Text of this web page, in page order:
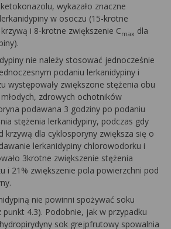
wykazało znaczne
w osoczu (15-krotne
i 8-krotne zwiększenie Cmax dla
nie należy stosować jednocześnie
podaniu lerkanidypiny i
występowały zwiększone stężenia obu
zdrowych ochotników
podawana 3 godziny po podaniu
stężenia lerkanidypiny, podczas gdy
krzywą dla cyklosporyny zwiększa się o
lerkanidypiny chlorowodorku i
3krotne zwiększenie stężenia
i 21% zwiększenie pola powierzchni pod
nie powinni spożywać soku
4.3). Podobnie, jak w przypadku
sok grejpfrutowy spowalnia